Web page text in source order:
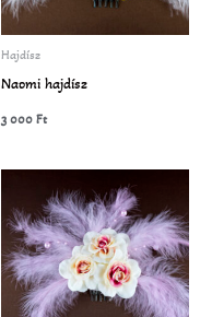
Hajdísz
Naomi hajdísz
3 000 Ft